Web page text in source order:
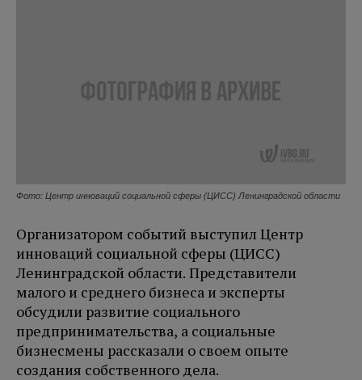
Фото: Центр инноваций социальной сферы (ЦИСС) Ленинградской области
Организатором событий выступил Центр
инноваций социальной сферы (ЦИСС)
Ленинградской области. Представители
малого и среднего бизнеса и эксперты
обсудили развитие социального
предпринимательства, а социальные
бизнесмены рассказали о своем опыте
создания собственного дела.